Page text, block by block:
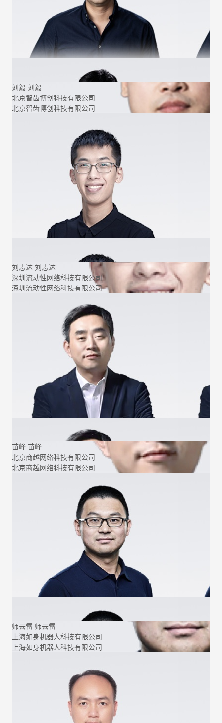
刘毅 刘毅
北京智齿博创科技有限公司
北京智齿博创科技有限公司
刘志达 刘志达
深圳流动性网络科技有限公司
深圳流动性网络科技有限公司
苗峰 苗峰
北京商越网络科技有限公司
北京商越网络科技有限公司
师云雷 师云雷
上海如身机器人科技有限公司
上海如身机器人科技有限公司